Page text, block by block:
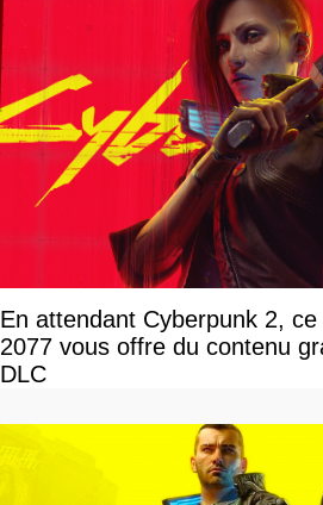
En attendant Cyberpunk 2,
2077 vous offre du contenu
DLC